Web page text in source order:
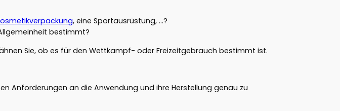
, eine Sportausrüstung, …?
bestimmt?
Sie, ob es für den Wettkampf- oder Freizeitgebrauch bestimmt ist.
Anforderungen an die Anwendung und ihre Herstellung genau zu